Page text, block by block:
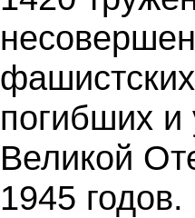
погибших и
Великой
1945 годов.